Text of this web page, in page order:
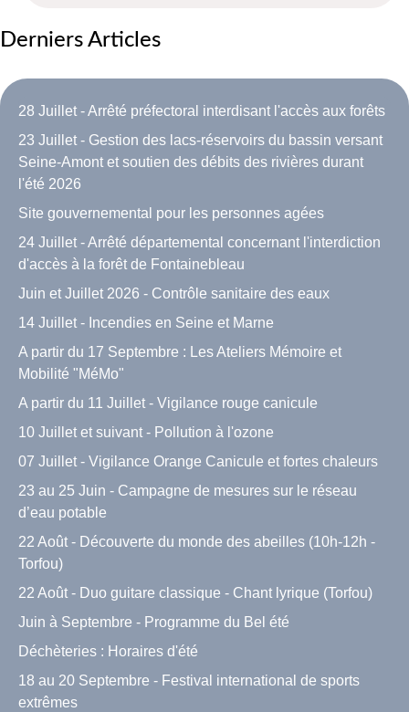
Derniers Articles
28 Juillet - Arrêté préfectoral interdisant l'accès aux forêts
23 Juillet - Gestion des lacs-réservoirs du bassin versant
Seine-Amont et soutien des débits des rivières durant
l'été 2026
Site gouvernemental pour les personnes agées
24 Juillet - Arrêté départemental concernant l'interdiction
d'accès à la forêt de Fontainebleau
Juin et Juillet 2026 - Contrôle sanitaire des eaux
14 Juillet - Incendies en Seine et Marne
A partir du 17 Septembre : Les Ateliers Mémoire et
Mobilité "MéMo"
A partir du 11 Juillet - Vigilance rouge canicule
10 Juillet et suivant - Pollution à l'ozone
07 Juillet - Vigilance Orange Canicule et fortes chaleurs
23 au 25 Juin - Campagne de mesures sur le réseau
d’eau potable
22 Août - Découverte du monde des abeilles (10h-12h -
Torfou)
22 Août - Duo guitare classique - Chant lyrique (Torfou)
Juin à Septembre - Programme du Bel été
Déchèteries : Horaires d'été
18 au 20 Septembre - Festival international de sports
extrêmes